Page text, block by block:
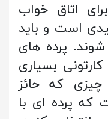
اتاق خواب
است و باید
پرده های
بسیاری
چیزی که حائز
پرده ای با